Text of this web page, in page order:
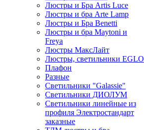
Люстры и Бра Artis Luce
Люстры и бра Arte Lamp
Люстры и Бра Benetti
Люстры и бра Maytoni и
Freya
Люстры МаксЛайт
Люстры, светильники EGLO
Плафон
Разные
Светильники "Galassie"
Светильники ДИОЛУМ
Светильники линейные из
профиля Электростандарт
заказные